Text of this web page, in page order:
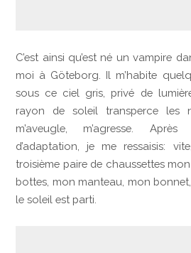
C’est ainsi qu’est né un vampire
moi à Göteborg. Il m’habite
sous ce ciel gris, privé de
rayon de soleil transperce les
m’aveugle, m’agresse.
d’adaptation, je me ressaisis:
troisième paire de chaussettes
bottes, mon manteau, mon
le soleil est parti.